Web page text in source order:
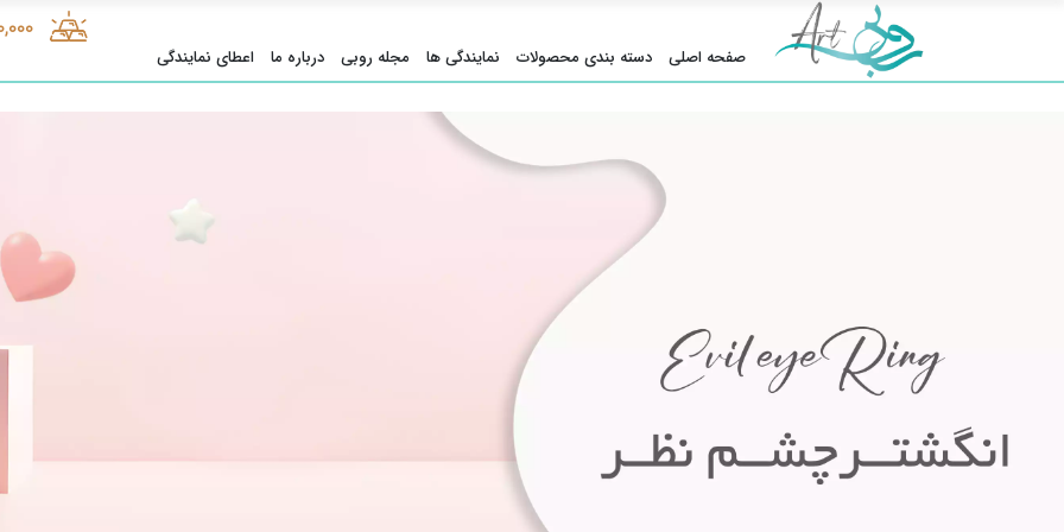
صفحه اصلی دسته بندی محصولات نمایندگی ها مجله روبی درباره ما اعطای نمایندگی